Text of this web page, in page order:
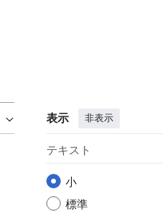
表示 非表示
テキスト
小
標準